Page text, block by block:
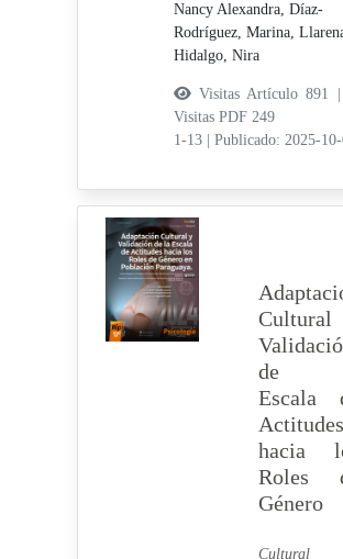
Nancy Alexandra, Díaz-
Rodríguez, Marina,
Hidalgo, Nira
Visitas Artículo 891 |
Visitas PDF 249
1-13
Publicado: 2025-
de
Escala
Actitudes
hacia
Roles
Género
Cultural